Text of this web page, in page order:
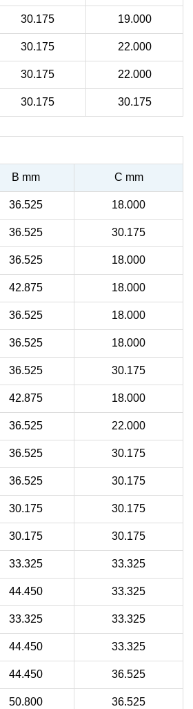
30.175 19.000
30.175 22.000
30.175 22.000
30.175 30.175
B mm C mm
36.525 18.000
36.525 30.175
36.525 18.000
42.875 18.000
36.525 18.000
36.525 18.000
36.525 30.175
42.875 18.000
36.525 22.000
36.525 30.175
36.525 30.175
30.175 30.175
30.175 30.175
33.325 33.325
44.450 33.325
33.325 33.325
44.450 33.325
44.450 36.525
50.800 36.525